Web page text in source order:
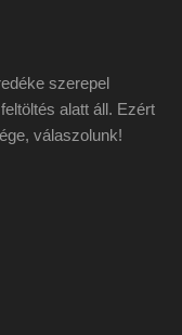
szerepel
alatt áll. Ezért
válaszolunk!